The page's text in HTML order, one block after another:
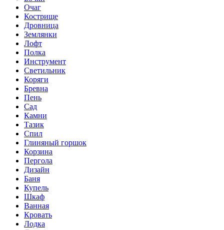
Очаг
Кострище
Дровница
Землянки
Лофт
Полка
Инструмент
Светильник
Коряги
Бревна
Пень
Сад
Камни
Тазик
Спил
Глиняный горшок
Корзина
Пергола
Дизайн
Баня
Купель
Шкаф
Ванная
Кровать
Лодка